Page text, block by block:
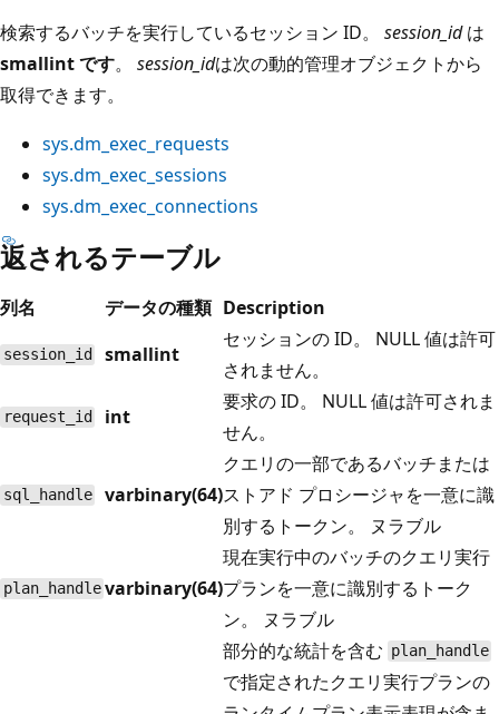
検索するバッチを実行しているセッション ID。 session_idは
smallint です。 session_idは次の動的管理オブジェクトから
取得できます。
sys.dm_exec_requests
sys.dm_exec_sessions
sys.dm_exec_connections
返されるテーブル
列名 データの種類 Description
session_id smallint
セッションの ID。 NULL 値は許可
されません。
request_id int
要求の ID。 NULL 値は許可されま
せん。
sql_handle varbinary(64)
クエリの一部であるバッチまたは
ストアド プロシージャを一意に識
別するトークン。 ヌラブル
plan_handle varbinary(64)
現在実行中のバッチのクエリ実行
プランを一意に識別するトーク
ン。 ヌラブル
部分的な統計を含む plan_handle
で指定されたクエリ実行プランの